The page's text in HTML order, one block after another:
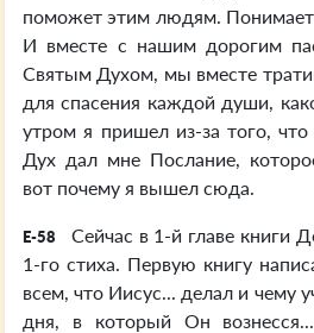
поможет этим людям.
И вместе с нашим дорогим
Святым Духом, мы вместе
для спасения каждой души,
утром я пришел из-за того,
Дух дал мне Послание,
вот почему я вышел сюда.
E-58
Сейчас в 1-й главе книги
1-го стиха. Первую книгу
всем, что Иисус... делал и чему
дня, в который Он